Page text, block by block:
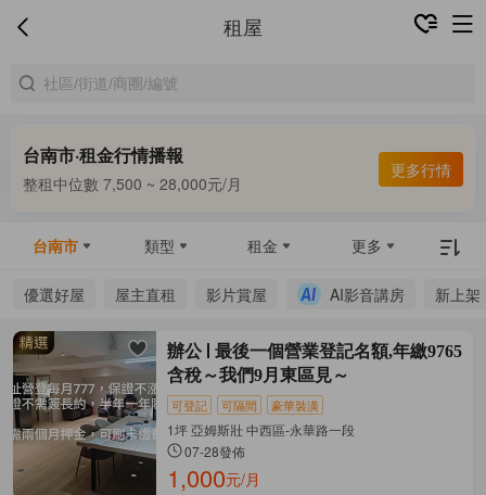
租屋
台南市·租金行情播報
合租中位數 4,800 ~ 6,800元/月
整租中位數 7,500 ~ 28,000元/月
更多行情
台南市 類型 租金 更多
優選好屋 屋主直租 影片賞屋 AI影音講房 新上架
辦公
最後一個營業登記名額,年繳9765
含稅～我們9月東區見～
可登記 可隔間 豪華裝潢
1坪 亞姆斯壯 中西區-永華路一段
07-28發佈
1,000元/月